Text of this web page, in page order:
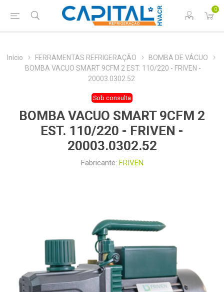
0
Início FERRAMENTAS REFRIGERAÇÃO
BOMBA DE VÁCUO
BOMBA VACUO SMART 9CFM 2 EST. 110/220 - FRIVEN -
20003.0302.52
Sob consulta
BOMBA VACUO SMART 9CFM 2
EST. 110/220 - FRIVEN -
20003.0302.52
Fabricante: FRIVEN